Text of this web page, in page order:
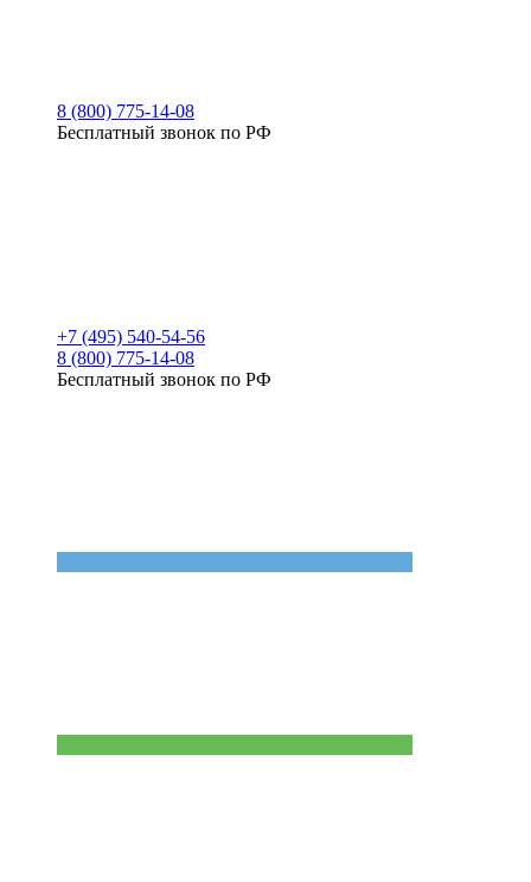
8 (800) 775-14-08
Бесплатный звонок по РФ
+7 (495) 540-54-56
8 (800) 775-14-08
Бесплатный звонок по РФ